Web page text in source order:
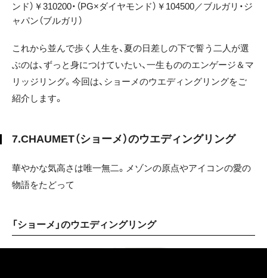
ンド）￥310200・（PG×ダイヤモンド）￥104500／ブルガリ・ジ
ャパン（ブルガリ）
これから並んで歩く人生を、夏の日差しの下で誓う二人が選
ぶのは、ずっと身につけていたい、一生もののエンゲージ＆マ
リッジリング。今回は、ショーメのウエディングリングをご
紹介します。
7.CHAUMET（ショーメ）のウエディングリング
華やかな気高さは唯一無二。メゾンの原点やアイコンの愛の
物語をたどって
「ショーメ」のウエディングリング